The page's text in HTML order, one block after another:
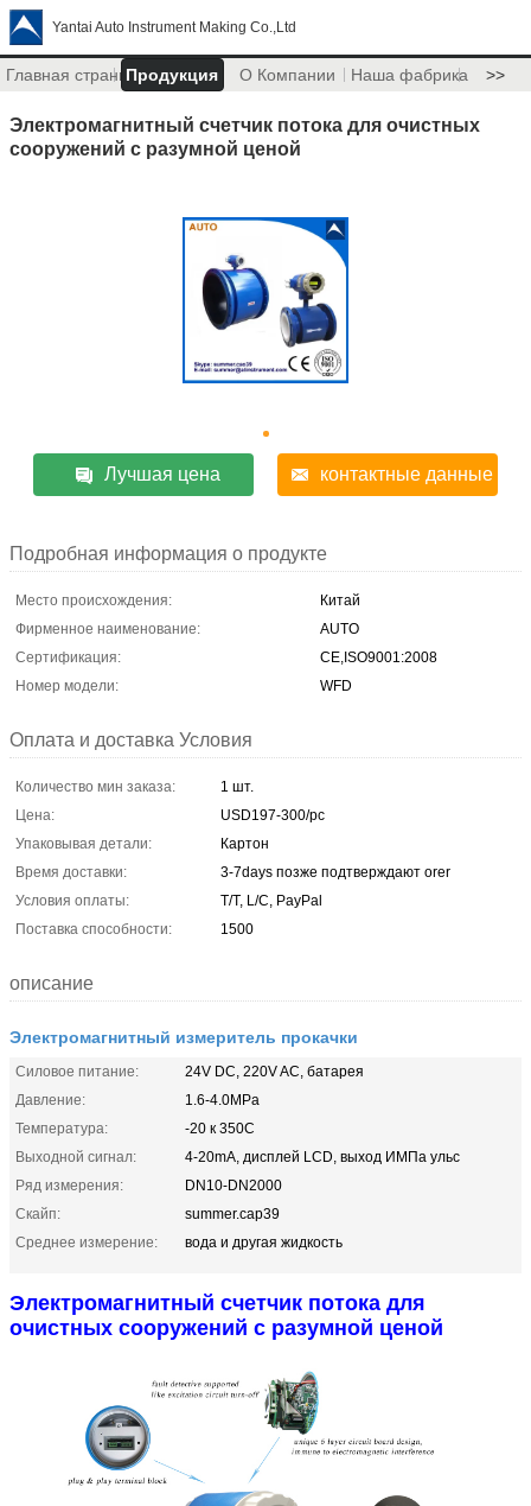
Yantai Auto Instrument Making Co.,Ltd
Главная страницаПродукция О Компании Наша фабрика >>
Электромагнитный счетчик потока для очистных
сооружений с разумной ценой
Лучшая цена контактные данные
Подробная информация о продукте
Место происхождения:
Китай
Фирменное наименование:
AUTO
Сертификация:
CE,ISO9001:2008
Номер модели:
WFD
Оплата и доставка Условия
Количество мин заказа:
1 шт.
Цена:
USD197-300/pc
Упаковывая детали:
Картон
Время доставки:
3-7days позже подтверждают orer
Условия оплаты:
T/T, L/C, PayPal
Поставка способности:
1500
описание
Электромагнитный измеритель прокачки
Силовое питание:
24V DC, 220V AC, батарея
Давление:
1.6-4.0MPa
Температура:
-20 к 350C
Выходной сигнал:
4-20mA, дисплей LCD, выход ИМПа ульс
Ряд измерения:
DN10-DN2000
Скайп:
summer.cap39
Среднее измерение:
вода и другая жидкость
Электромагнитный счетчик потока для
очистных сооружений с разумной ценой